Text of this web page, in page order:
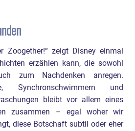
Zoogether!“ zeigt Disney einmal
erzählen kann, die sowohl
zum Nachdenken anregen.
Synchronschwimmern und
bleibt vor allem eines
zusammen – egal woher wir
diese Botschaft subtil oder eher